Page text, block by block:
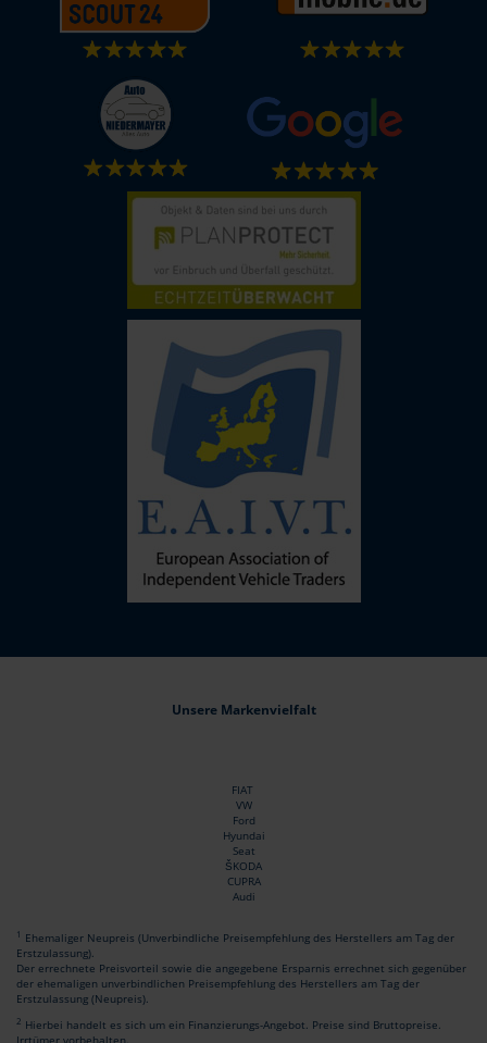
Unsere Markenvielfalt
FIAT
VW
Ford
Hyundai
Seat
ŠKODA
CUPRA
Audi
1 Ehemaliger Neupreis (Unverbindliche Preisempfehlung des Herstellers am Tag der
Erstzulassung).
Der errechnete Preisvorteil sowie die angegebene Ersparnis errechnet sich gegenüber
der ehemaligen unverbindlichen Preisempfehlung des Herstellers am Tag der
Erstzulassung (Neupreis).
2 Hierbei handelt es sich um ein Finanzierungs-Angebot. Preise sind Bruttopreise.
Irrtümer vorbehalten.